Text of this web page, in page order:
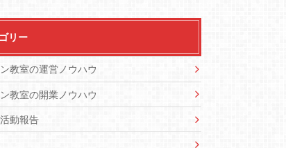
リー
教室の運営ノウハウ
教室の開業ノウハウ
動報告